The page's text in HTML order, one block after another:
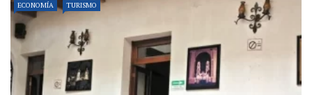
ECONOMÍA TURISMO